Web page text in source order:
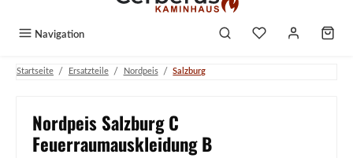
Navigation
Startseite / Ersatzteile / Nordpeis / Salzburg
Nordpeis Salzburg C
Feuerraumauskleidung B